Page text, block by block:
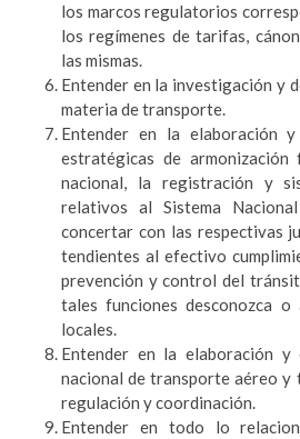
los marcos regulatorios
los regímenes de tarifas,
las mismas.
Entender en la investigación y
materia de transporte.
Entender en la elaboración
estratégicas de armonización
nacional, la registración y
relativos al Sistema
concertar con las respectivas
tendientes al efectivo
prevención y control del
tales funciones desconozca
locales.
Entender en la elaboración
nacional de transporte aéreo y
regulación y coordinación.
Entender en todo lo